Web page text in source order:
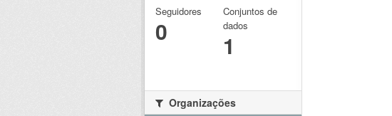
Seguidores
0
Conjuntos de
dados
1
Organizações